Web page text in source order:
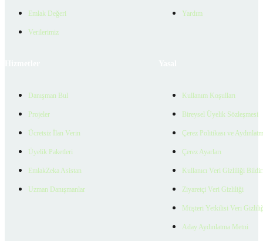
Emlak Değeri
Verilerimiz
Yardım
Danışman Bul
Projeler
Ücretsiz İlan Verin
Üyelik Paketleri
EmlakZeka Asistan
Uzman Danışmanlar
Kullanım Koşulları
Bireysel Üyelik Sözleşmesi
Çerez Politikası ve
Çerez Ayarları
Kullanıcı Veri Gizliliği
Ziyaretçi Veri Gizliliği
Müşteri Yetkilisi Veri
Aday Aydınlatma Metni